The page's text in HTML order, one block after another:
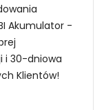
Akumulator -
i 30-dniowa
Klientów!